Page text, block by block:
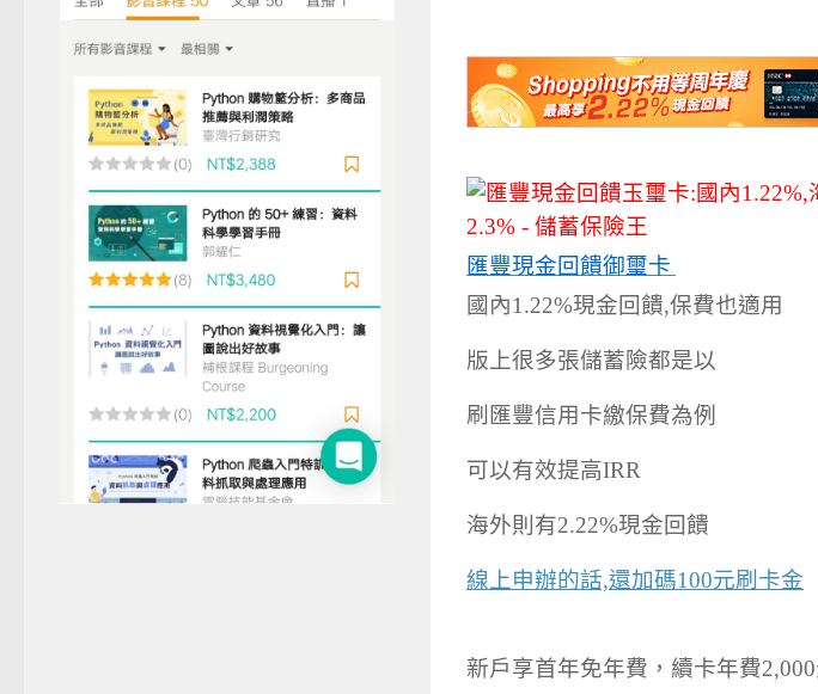
匯豐現金回饋御璽卡
國內1.22%現金回饋,保費也適用
版上很多張儲蓄險都是以
刷匯豐信用卡繳保費為例
可以有效提高IRR
海外則有2.22%現金回饋
線上申辦的話,還加碼100元刷卡金
新戶享首年免年費，續卡年費2,000